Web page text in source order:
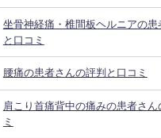
坐骨神経痛・椎間板ヘルニアの患
と口コミ
腰痛の患者さんの評判と口コミ
肩こり首痛背中の痛みの患者さん
ミ